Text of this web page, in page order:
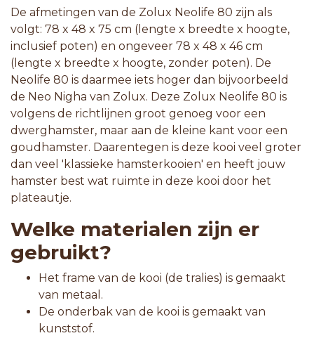
De afmetingen van de Zolux Neolife 80 zijn als
volgt: 78 x 48 x 75 cm (lengte x breedte x hoogte,
inclusief poten) en ongeveer 78 x 48 x 46 cm
(lengte x breedte x hoogte, zonder poten). De
Neolife 80 is daarmee iets hoger dan bijvoorbeeld
de Neo Nigha van Zolux. Deze Zolux Neolife 80 is
volgens de richtlijnen groot genoeg voor een
dwerghamster, maar aan de kleine kant voor een
goudhamster. Daarentegen is deze kooi veel groter
dan veel 'klassieke hamsterkooien' en heeft jouw
hamster best wat ruimte in deze kooi door het
plateautje.
Welke materialen zijn er
gebruikt?
Het frame van de kooi (de tralies) is gemaakt
van metaal.
De onderbak van de kooi is gemaakt van
kunststof.